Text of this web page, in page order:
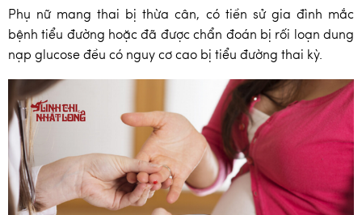
Phụ nữ mang thai bị thừa cân, có tiền sử gia đình mắc
bệnh tiểu đường hoặc đã được chẩn đoán bị rối loạn dung
nạp glucose đều có nguy cơ cao bị tiểu đường thai kỳ.